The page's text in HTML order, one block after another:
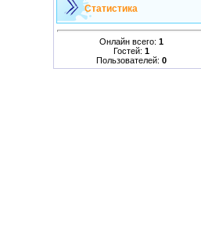
Статистика
Онлайн всего: 1
Гостей: 1
Пользователей: 0